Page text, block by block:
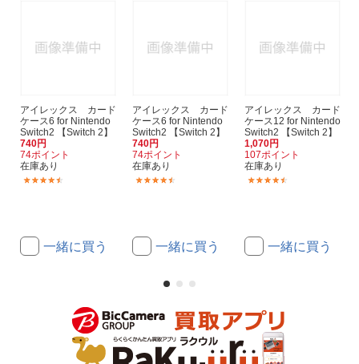
アイレックス カード
ケース6 for Nintendo
Switch2 【Switch 2】
740円
74ポイント
在庫あり
一緒に買う
アイレックス カード
ケース6 for Nintendo
Switch2 【Switch 2】
740円
74ポイント
在庫あり
一緒に買う
アイレックス カード
ケース12 for Nintendo
Switch2 【Switch 2】
1,070円
107ポイント
在庫あり
一緒に買う